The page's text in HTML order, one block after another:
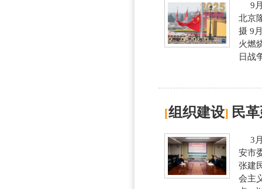
9月
北京
摄 9
火燃
日战
[组织建设] 民
3月
安市
张建
会主